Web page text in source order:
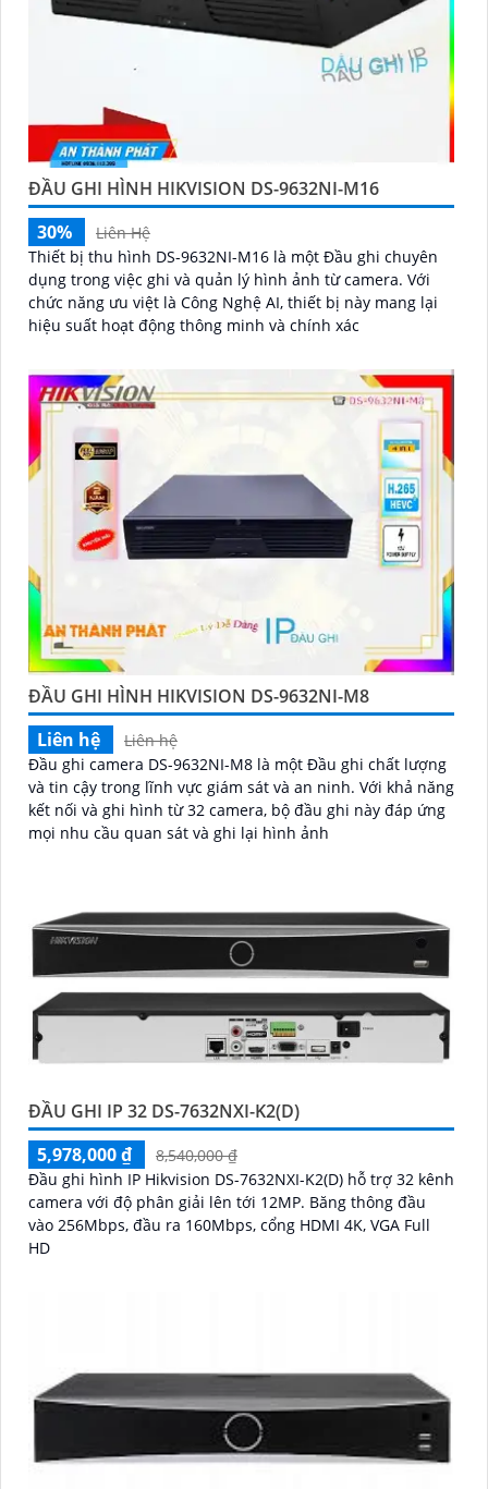
ĐẦU GHI HÌNH HIKVISION DS-9632NI-M16
30%
Liên Hệ
Thiết bị thu hình DS-9632NI-M16 là một Đầu ghi chuyên
dụng trong việc ghi và quản lý hình ảnh từ camera. Với
chức năng ưu việt là Công Nghệ AI, thiết bị này mang lại
hiệu suất hoạt động thông minh và chính xác
ĐẦU GHI HÌNH HIKVISION DS-9632NI-M8
Liên hệ
Liên hệ
Đầu ghi camera DS-9632NI-M8 là một Đầu ghi chất lượng
và tin cậy trong lĩnh vực giám sát và an ninh. Với khả năng
kết nối và ghi hình từ 32 camera, bộ đầu ghi này đáp ứng
mọi nhu cầu quan sát và ghi lại hình ảnh
ĐẦU GHI IP 32 DS-7632NXI-K2(D)
5,978,000 ₫
8,540,000 ₫
Đầu ghi hình IP Hikvision DS-7632NXI-K2(D) hỗ trợ 32 kênh
camera với độ phân giải lên tới 12MP. Băng thông đầu
vào 256Mbps, đầu ra 160Mbps, cổng HDMI 4K, VGA Full
HD